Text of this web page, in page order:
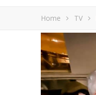
Home TV